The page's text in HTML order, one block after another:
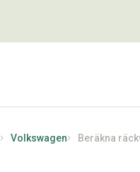
Volkswagen Beräkna